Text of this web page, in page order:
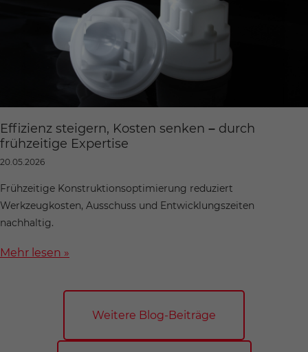
Effizienz steigern, Kosten senken – durch
frühzeitige Expertise
20.05.2026
Frühzeitige Konstruktionsoptimierung reduziert
Werkzeugkosten, Ausschuss und Entwicklungszeiten
nachhaltig.
Mehr lesen »
Weitere Blog-Beiträge